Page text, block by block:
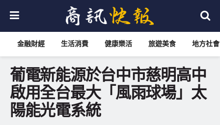
金融財經 生活消費 健康樂活 旅遊美食 地方社會
葡電新能源於台中市慈明高中
啟用全台最大「風雨球場」太
陽能光電系統